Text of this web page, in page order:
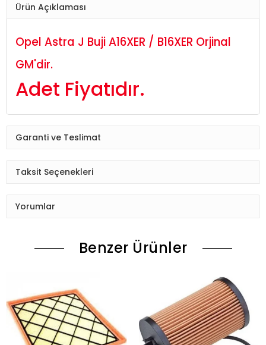
Ürün Açıklaması
Opel Astra J Buji A16XER / B16XER Orjinal
GM'dir.
Adet Fiyatıdır.
Garanti ve Teslimat
Taksit Seçenekleri
Yorumlar
Benzer Ürünler